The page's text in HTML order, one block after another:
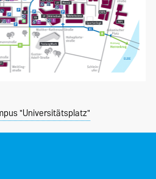
"Universitätsplatz"